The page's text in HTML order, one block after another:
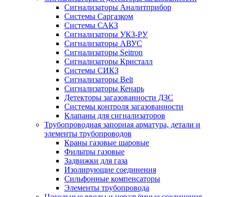
Сигнализаторы Аналитприбор
Системы Саргазком
Системы САКЗ
Сигнализаторы УКЗ-РУ
Сигнализаторы АВУС
Сигнализаторы Seitron
Сигнализаторы Кристалл
Системы СИКЗ
Сигнализаторы Belt
Сигнализаторы Кенарь
Детекторы загазованности ДЗС
Системы контроля загазованности
Клапаны для сигнализаторов
Трубопроводная запорная арматура, детали и
элементы трубопроводов
Краны газовые шаровые
Фильтры газовые
Задвижки для газа
Изолирующие соединения
Сильфонные компенсаторы
Элементы трубопровода